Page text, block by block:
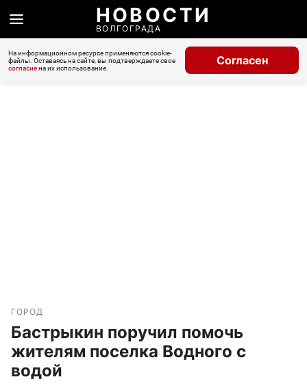
НОВОСТИ
ВОЛГОГРАДА
На информационном ресурсе применяются cookie-
файлы. Оставаясь на сайте, вы подтверждаете свое
согласиена их использование.
Согласен
ГОРОД
Бастрыкин поручил помочь
жителям поселка Водного с
водой